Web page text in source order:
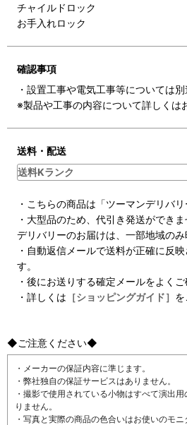
チャイルドロック
お手入れロック
確認事項
・設置工事や電気工事等については
※製品や工事の内容について詳しくは
送料・配送
送料Kランク
・こちらの商品は「ツーマンデリバリ
・大型品のため、代引き発送ができま
デリバリーのお届けは、一部地域のみ
・自動返信メールで送料が正確に反
す。
・後にお送りする確定メールをよくご
・詳しくは ［ショッピングガイド］ を
◆ご注意ください◆
・メーカーの保証内容に準じます。
・弊社独自の保証サービスはありません。
・撮影で使用されている小物はすべて演出
りません。
・写真と実際の商品の色合いはお使いのモ